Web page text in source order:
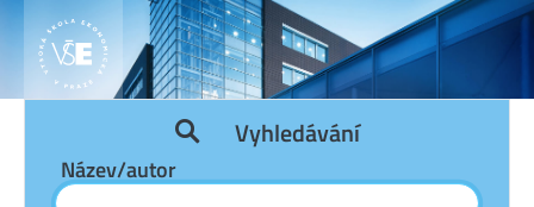
Vyhledávání
Název/autor